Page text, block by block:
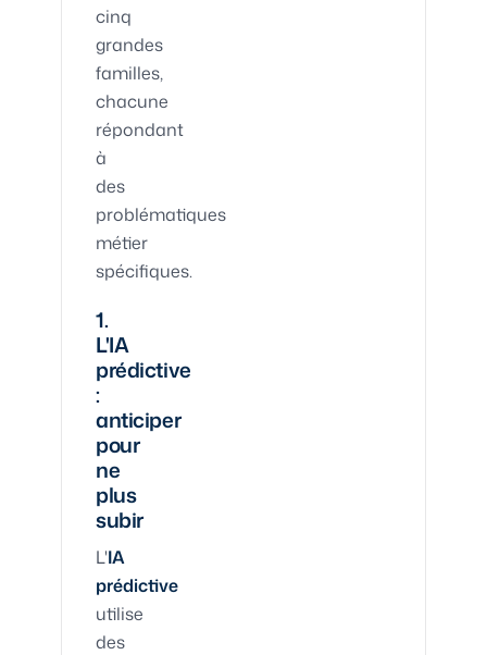
cinq
grandes
familles,
chacune
répondant
à
des
problématiques
métier
spécifiques.
1.
L'IA
prédictive
:
anticiper
pour
ne
plus
subir
L'IA
prédictive
utilise
des